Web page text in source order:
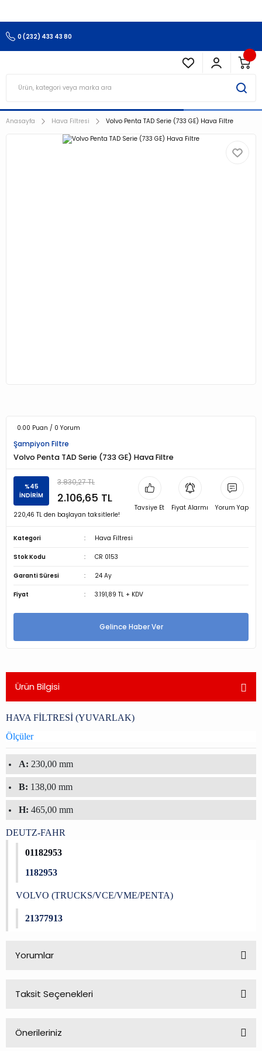
0 (232) 433 43 80
Anasayfa Hava Filtresi Volvo Penta TAD Serie (733 GE) Hava Filtre
0.00 Puan / 0 Yorum
Şampiyon Filtre
Volvo Penta TAD Serie (733 GE) Hava Filtre
%45
İNDİRİM
3.830,27 TL
2.106,65 TL
220,46 TL den başlayan taksitlerle!
Tavsiye Et Fiyat Alarmı Yorum Yap
Kategori Hava Filtresi
Stok Kodu CR 0153
Garanti Süresi 24 Ay
Fiyat 3.191,89 TL + KDV
Gelince Haber Ver
Ürün Bilgisi
HAVA FİLTRESİ (YUVARLAK)
Ölçüler
A: 230,00 mm
B: 138,00 mm
H: 465,00 mm
DEUTZ-FAHR
01182953
1182953
VOLVO (TRUCKS/VCE/VME/PENTA)
21377913
Yorumlar
Taksit Seçenekleri
Önerileriniz